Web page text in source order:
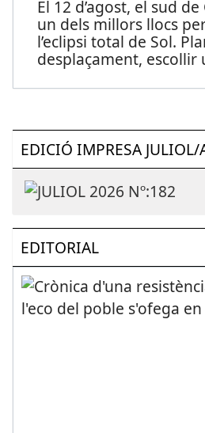
El 12 d’agost, el sud
un dels millors llocs
l’eclipsi total de Sol.
desplaçament, escollir
EDICIÓ IMPRESA JULIOL/
EDITORIAL